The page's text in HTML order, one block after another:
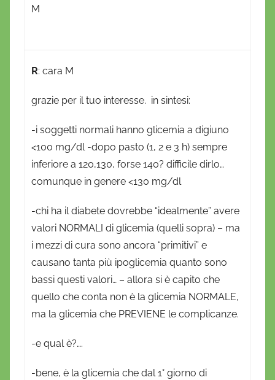
M
R: cara M
grazie per il tuo interesse. in sintesi:
-i soggetti normali hanno glicemia a digiuno
<100 mg/dl -dopo pasto (1, 2 e 3 h) sempre
inferiore a 120,130, forse 140? difficile dirlo…
comunque in genere <130 mg/dl
-chi ha il diabete dovrebbe “idealmente” avere
valori NORMALI di glicemia (quelli sopra) – ma
i mezzi di cura sono ancora “primitivi” e
causano tanta più ipoglicemia quanto sono
bassi questi valori… – allora si è capito che
quello che conta non è la glicemia NORMALE,
ma la glicemia che PREVIENE le complicanze.
-e qual è?….
-bene, è la glicemia che dal 1° giorno di